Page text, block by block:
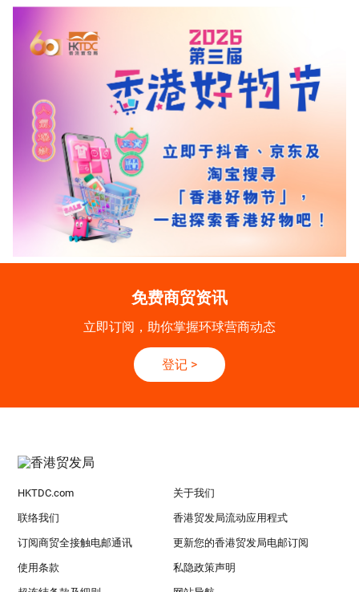
免费商贸资讯
立即订阅，助你掌握环球营商动态
登记 >
HKTDC.com 关于我们
联络我们 香港贸发局流动应用程式
订阅商贸全接触电邮通讯 更新您的香港贸发局电邮订阅
使用条款 私隐政策声明